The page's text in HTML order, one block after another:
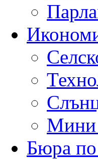
Мини
Бюра по